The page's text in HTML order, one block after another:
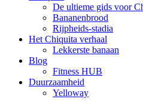
De ultieme gids voor
Bananenbrood
Rijpheids-stadia
Het Chiquita verhaal
Lekkerste banaan
Blog
Fitness HUB
Duurzaamheid
Yelloway